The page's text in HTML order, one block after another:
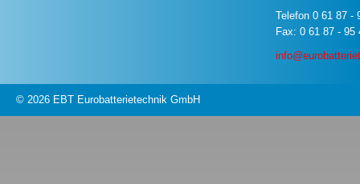
Telefon 0 61 87 -
Fax: 0 61 87 - 95
© 2026 EBT Eurobatterietechnik GmbH